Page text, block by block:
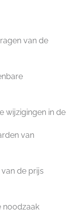
van de
wijzigingen in de
van
de prijs
noodzaak